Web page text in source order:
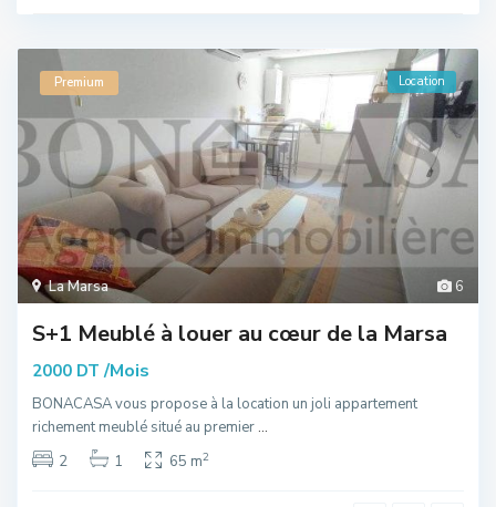
6
La Marsa
Premium Location
S+1 Meublé à louer au cœur de la Marsa
2000 DT/Mois
BONACASA vous propose à la location un joli appartement
richement meublé situé au premier...
2
1 65 m2